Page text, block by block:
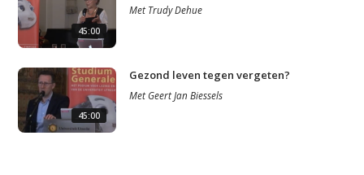
45:00
MetTrudy Dehue
45:00
Gezond leven tegen vergeten?
MetGeert Jan Biessels